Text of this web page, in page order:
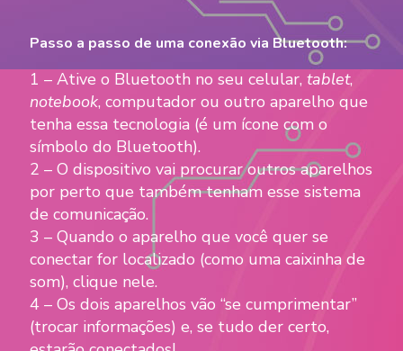
Passo a passo de uma conexão via Bluetooth:
1 – Ative o Bluetooth no seu celular, tablet,
notebook, computador ou outro aparelho que
tenha essa tecnologia (é um ícone com o
símbolo do Bluetooth).
2 – O dispositivo vai procurar outros aparelhos
por perto que também tenham esse sistema
de comunicação.
3 – Quando o aparelho que você quer se
conectar for localizado (como uma caixinha de
som), clique nele.
4 – Os dois aparelhos vão “se cumprimentar”
(trocar informações) e, se tudo der certo,